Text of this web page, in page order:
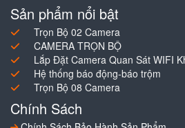
Sản phẩm nổi bật
Trọn Bộ 02 Camera
CAMERA TRỌN BỘ
Lắp Đặt Camera Quan Sát WIFI
Hệ thống báo động-báo trộm
Trọn Bộ 08 Camera
Chính Sách